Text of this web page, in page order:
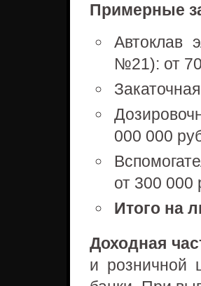
Примерные
Автоклав
№21): от
000 000
от 300 000
Итого на
Доходная
и розничной